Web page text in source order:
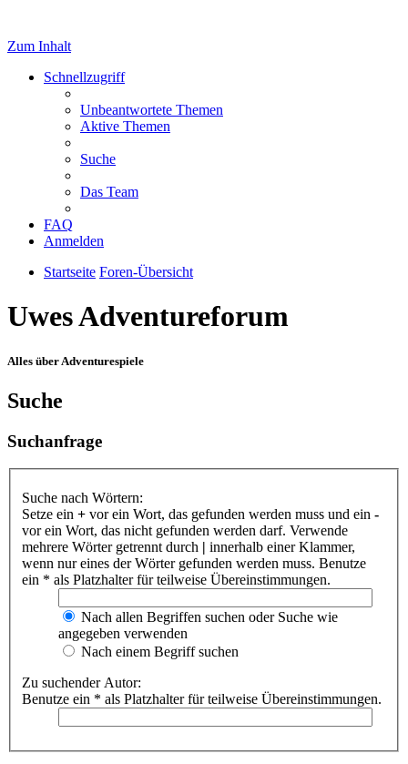
Zum Inhalt
Schnellzugriff
Unbeantwortete Themen
Aktive Themen
Suche
Das Team
FAQ
Anmelden
Startseite Foren-Übersicht
Uwes Adventureforum
Alles über Adventurespiele
Suche
Suchanfrage
Suche nach Wörtern:
Setze ein + vor ein Wort, das gefunden werden muss und ein -
vor ein Wort, das nicht gefunden werden darf. Verwende
mehrere Wörter getrennt durch | innerhalb einer Klammer,
wenn nur eines der Wörter gefunden werden muss. Benutze
ein * als Platzhalter für teilweise Übereinstimmungen.
Nach allen Begriffen suchen oder Suche wie
angegeben verwenden
Nach einem Begriff suchen
Zu suchender Autor:
Benutze ein * als Platzhalter für teilweise Übereinstimmungen.